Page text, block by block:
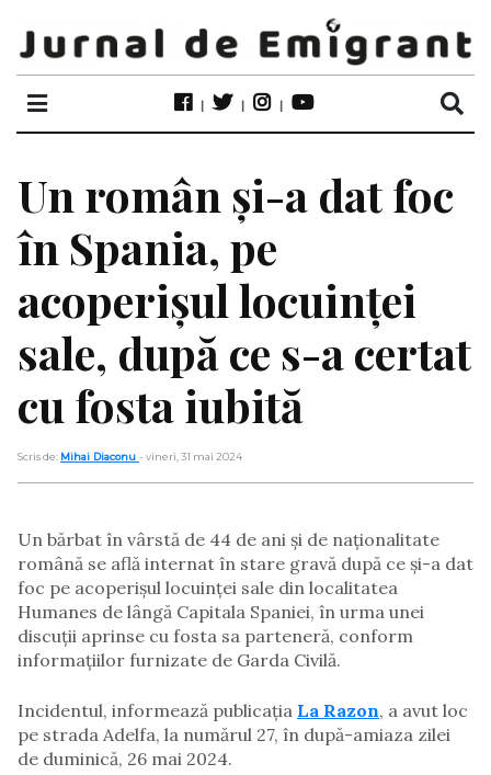
Un român și-a dat foc
în Spania, pe
acoperișul locuinței
sale, după ce s-a certat
cu fosta iubită
Scris de: Mihai Diaconu - vineri, 31 mai 2024
Un bărbat în vârstă de 44 de ani și de naționalitate
română se află internat în stare gravă după ce și-a dat
foc pe acoperișul locuinței sale din localitatea
Humanes de lângă Capitala Spaniei, în urma unei
discuții aprinse cu fosta sa parteneră, conform
informațiilor furnizate de Garda Civilă.
Incidentul, informează publicația La Razon, a avut loc
pe strada Adelfa, la numărul 27, în după-amiaza zilei
de duminică, 26 mai 2024.